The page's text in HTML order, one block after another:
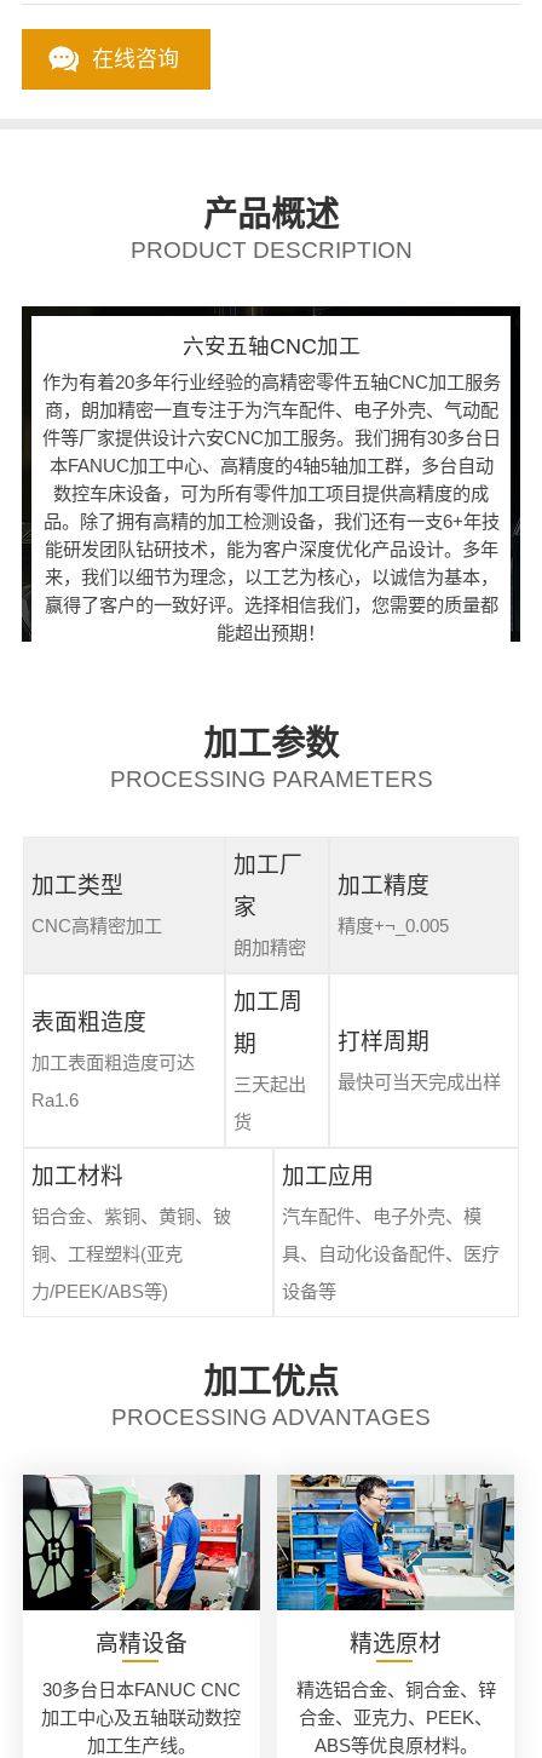
在线咨询
产品概述
PRODUCT DESCRIPTION
六安五轴CNC加工
作为有着20多年行业经验的高精密零件五轴CNC加工服务
商，朗加精密一直专注于为汽车配件、电子外壳、气动配
件等厂家提供设计六安CNC加工服务。我们拥有30多台日
本FANUC加工中心、高精度的4轴5轴加工群，多台自动
数控车床设备，可为所有零件加工项目提供高精度的成
品。除了拥有高精的加工检测设备，我们还有一支6+年技
能研发团队钻研技术，能为客户深度优化产品设计。多年
来，我们以细节为理念，以工艺为核心，以诚信为基本，
赢得了客户的一致好评。选择相信我们，您需要的质量都
能超出预期！
加工参数
PROCESSING PARAMETERS
加工类型
CNC高精密加工
加工厂
家
朗加精密
加工精度
精度+¬_0.005
表面粗造度
加工表面粗造度可达
Ra1.6
加工周
期
三天起出
货
打样周期
最快可当天完成出样
加工材料
铝合金、紫铜、黄铜、铍
铜、工程塑料(亚克
力/PEEK/ABS等)
加工应用
汽车配件、电子外壳、模
具、自动化设备配件、医疗
设备等
加工优点
PROCESSING ADVANTAGES
高精设备
30多台日本FANUC CNC
加工中心及五轴联动数控
加工生产线。
精选原材
精选铝合金、铜合金、锌
合金、亚克力、PEEK、
ABS等优良原材料。